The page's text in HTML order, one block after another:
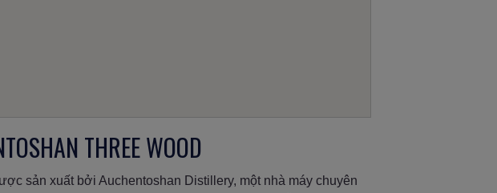
THREE WOOD
sản xuất bởi Auchentoshan Distillery, một nhà máy chuyên